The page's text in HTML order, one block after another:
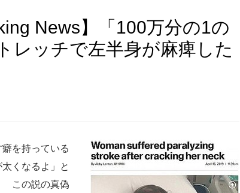
News】「100万分の1の
ッチで左半身が麻痺した
を持っている
くなるよ」と
この説の真偽